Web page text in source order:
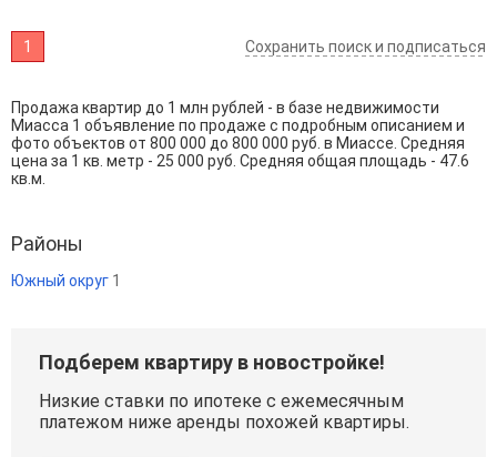
1 Сохранить поиск и подписаться
Продажа квартир до 1 млн рублей - в базе недвижимости
Миасса 1 объявление по продаже с подробным описанием и
фото объектов от 800 000 до 800 000 руб. в Миассе. Средняя
цена за 1 кв. метр - 25 000 руб. Средняя общая площадь - 47.6
кв.м.
Районы
Южный округ 1
Подберем квартиру в новостройке!
Низкие ставки по ипотеке с ежемесячным
платежом ниже аренды похожей квартиры.